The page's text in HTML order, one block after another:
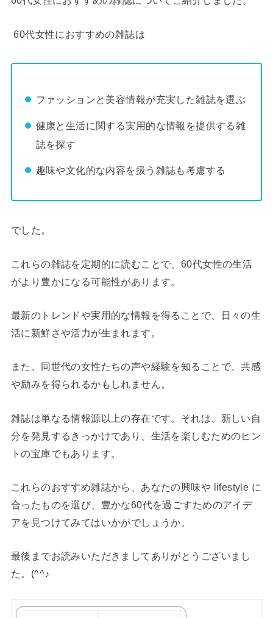
60代女性におすすめの雑誌は
ファッションと美容情報が充実した雑誌を選ぶ
健康と生活に関する実用的な情報を提供する雑
誌を探す
趣味や文化的な内容を扱う雑誌も考慮する
でした。
これらの雑誌を定期的に読むことで、60代女性の生活
がより豊かになる可能性があります。
最新のトレンドや実用的な情報を得ることで、日々の生
活に新鮮さや活力が生まれます。
また、同世代の女性たちの声や経験を知ることで、共感
や励みを得られるかもしれません。
雑誌は単なる情報源以上の存在です。それは、新しい自
分を発見するきっかけであり、生活を楽しむためのヒン
トの宝庫でもあります。
これらのおすすめ雑誌から、あなたの興味や lifestyle に
合ったものを選び、豊かな60代を過ごすためのアイデ
アを見つけてみてはいかがでしょうか。
最後までお読みいただきましてありがとうございまし
た。(^^♪